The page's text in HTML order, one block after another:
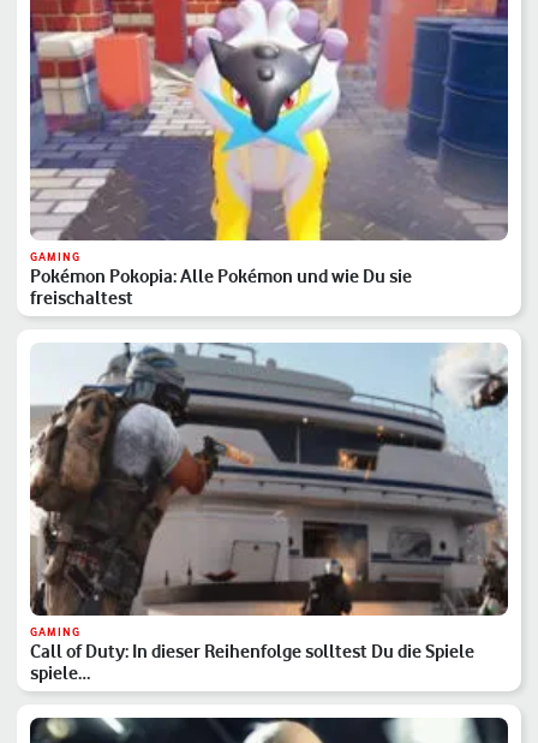
GAMING
Pokémon Pokopia: Alle Pokémon und wie Du sie
freischaltest
GAMING
Call of Duty: In dieser Reihenfolge solltest Du die Spiele
spiele…